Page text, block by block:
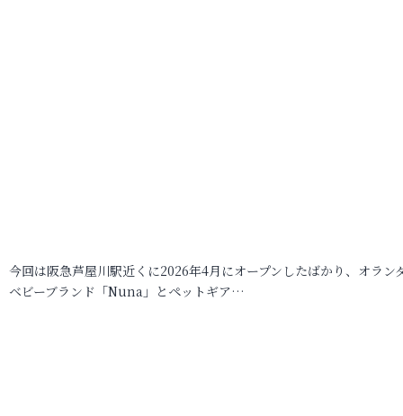
今回は阪急芦屋川駅近くに2026年4月にオープンしたばかり、オラン
ベビーブランド「Nuna」とペットギア…